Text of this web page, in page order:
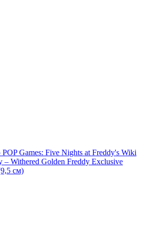
Games: Five Nights at Freddy's Wiki
– Withered Golden Freddy Exclusive
см)